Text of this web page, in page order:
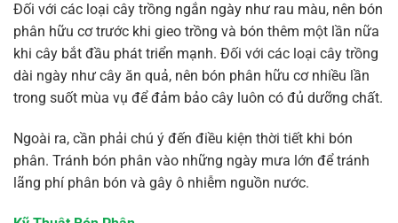
Đối với các loại cây trồng ngắn ngày như rau màu, nên bón
phân hữu cơ trước khi gieo trồng và bón thêm một lần nữa
khi cây bắt đầu phát triển mạnh. Đối với các loại cây trồng
dài ngày như cây ăn quả, nên bón phân hữu cơ nhiều lần
trong suốt mùa vụ để đảm bảo cây luôn có đủ dưỡng chất.
Ngoài ra, cần phải chú ý đến điều kiện thời tiết khi bón
phân. Tránh bón phân vào những ngày mưa lớn để tránh
lãng phí phân bón và gây ô nhiễm nguồn nước.